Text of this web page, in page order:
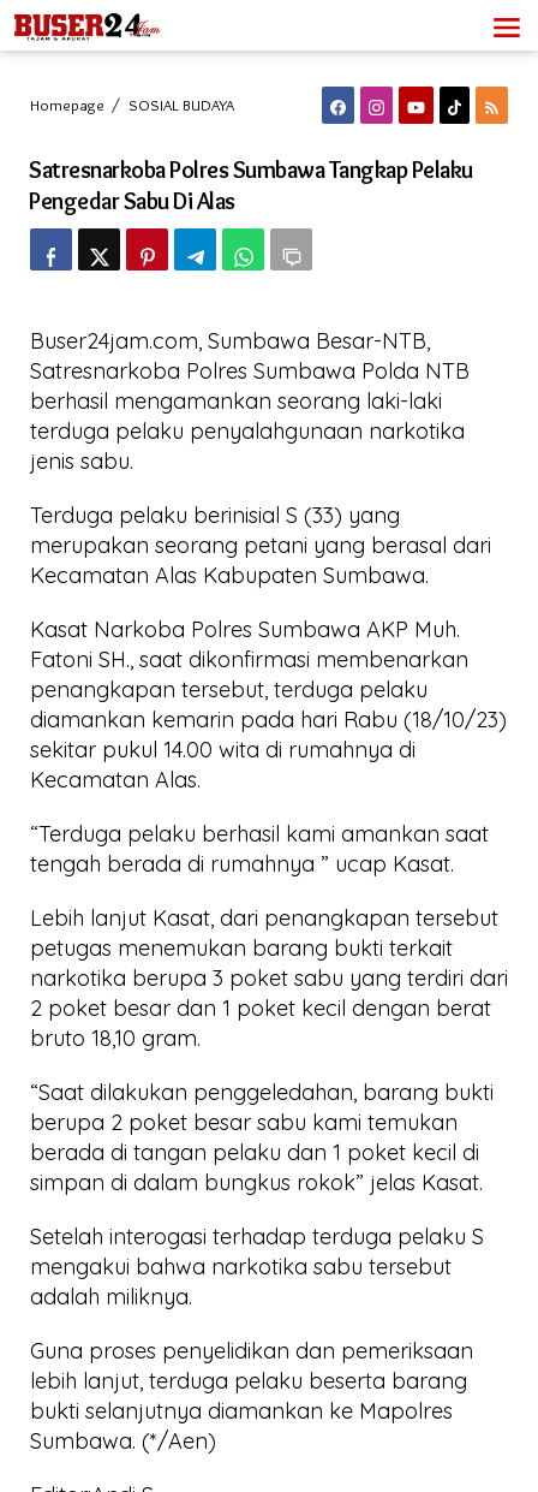
Lewati
ke
konten
Homepage / SOSIAL BUDAYASatresnarkoba
Tangkap
Pengedar
Sabu
Di
Alas
Satresnarkoba Polres Sumbawa Tangkap Pelaku
Pengedar Sabu Di Alas
Buser24jam.com, Sumbawa Besar-NTB,
Satresnarkoba Polres Sumbawa Polda NTB
berhasil mengamankan seorang laki-laki
terduga pelaku penyalahgunaan narkotika
jenis sabu.
Terduga pelaku berinisial S (33) yang
merupakan seorang petani yang berasal dari
Kecamatan Alas Kabupaten Sumbawa.
Kasat Narkoba Polres Sumbawa AKP Muh.
Fatoni SH., saat dikonfirmasi membenarkan
penangkapan tersebut, terduga pelaku
diamankan kemarin pada hari Rabu (18/10/23)
sekitar pukul 14.00 wita di rumahnya di
Kecamatan Alas.
“Terduga pelaku berhasil kami amankan saat
tengah berada di rumahnya ” ucap Kasat.
Lebih lanjut Kasat, dari penangkapan tersebut
petugas menemukan barang bukti terkait
narkotika berupa 3 poket sabu yang terdiri dari
2 poket besar dan 1 poket kecil dengan berat
bruto 18,10 gram.
“Saat dilakukan penggeledahan, barang bukti
berupa 2 poket besar sabu kami temukan
berada di tangan pelaku dan 1 poket kecil di
simpan di dalam bungkus rokok” jelas Kasat.
Setelah interogasi terhadap terduga pelaku S
mengakui bahwa narkotika sabu tersebut
adalah miliknya.
Guna proses penyelidikan dan pemeriksaan
lebih lanjut, terduga pelaku beserta barang
bukti selanjutnya diamankan ke Mapolres
Sumbawa. (*/Aen)